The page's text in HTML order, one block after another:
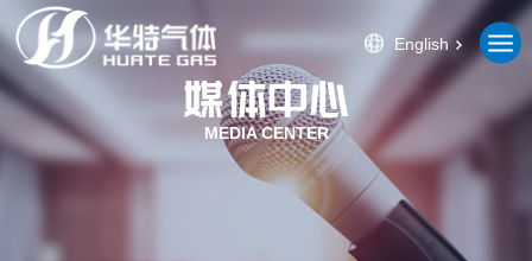
English
MEDIA CENTER